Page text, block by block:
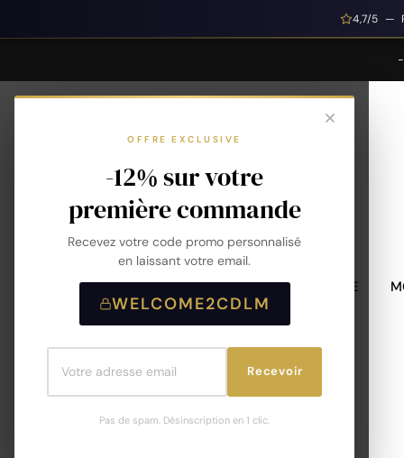
4,7/5 —
OFFRE EXCLUSIVE
-12% sur votre
première commande
Recevez votre code promo personnalisé
en laissant votre email.
WELCOME2CDLM
Recevoir
Pas de spam. Désinscription en 1 clic.
MONTRES HOMME